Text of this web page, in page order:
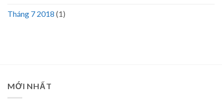
Tháng 7 2018 (1)
MỚI NHẤT